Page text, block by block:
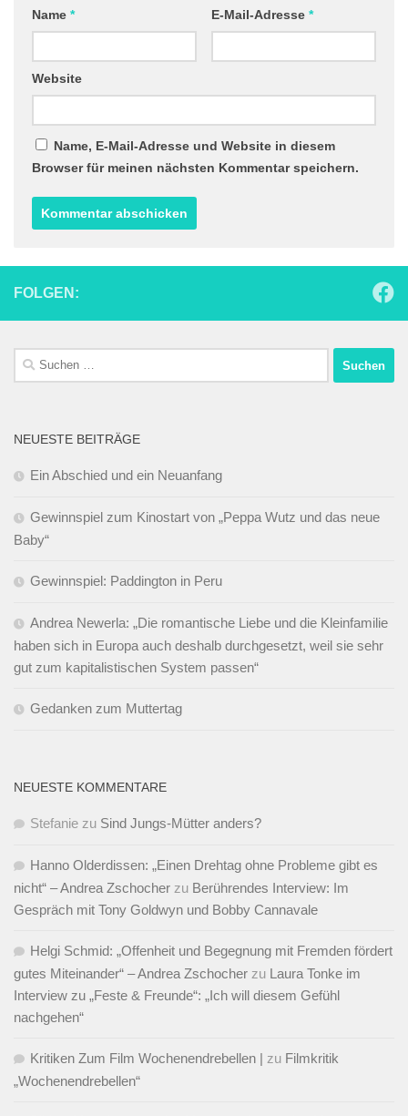
Name * E-Mail-Adresse *
Website
Name, E-Mail-Adresse und Website in diesem
Browser für meinen nächsten Kommentar speichern.
FOLGEN:
Suchen
nach:
NEUESTE BEITRÄGE
Ein Abschied und ein Neuanfang
Gewinnspiel zum Kinostart von „Peppa Wutz und das neue
Baby“
Gewinnspiel: Paddington in Peru
Andrea Newerla: „Die romantische Liebe und die Kleinfamilie
haben sich in Europa auch deshalb durchgesetzt, weil sie sehr
gut zum kapitalistischen System passen“
Gedanken zum Muttertag
NEUESTE KOMMENTARE
Stefanie zu Sind Jungs-Mütter anders?
Hanno Olderdissen: „Einen Drehtag ohne Probleme gibt es
nicht“ – Andrea Zschocher zu Berührendes Interview: Im
Gespräch mit Tony Goldwyn und Bobby Cannavale
Helgi Schmid: „Offenheit und Begegnung mit Fremden fördert
gutes Miteinander“ – Andrea Zschocher zu Laura Tonke im
Interview zu „Feste & Freunde“: „Ich will diesem Gefühl
nachgehen“
Kritiken Zum Film Wochenendrebellen | zu Filmkritik
„Wochenendrebellen“